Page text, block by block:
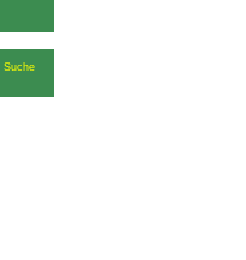
Suche